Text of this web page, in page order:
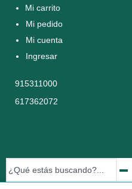
Mi carrito
Mi pedido
Mi cuenta
Ingresar
915311000
617362072